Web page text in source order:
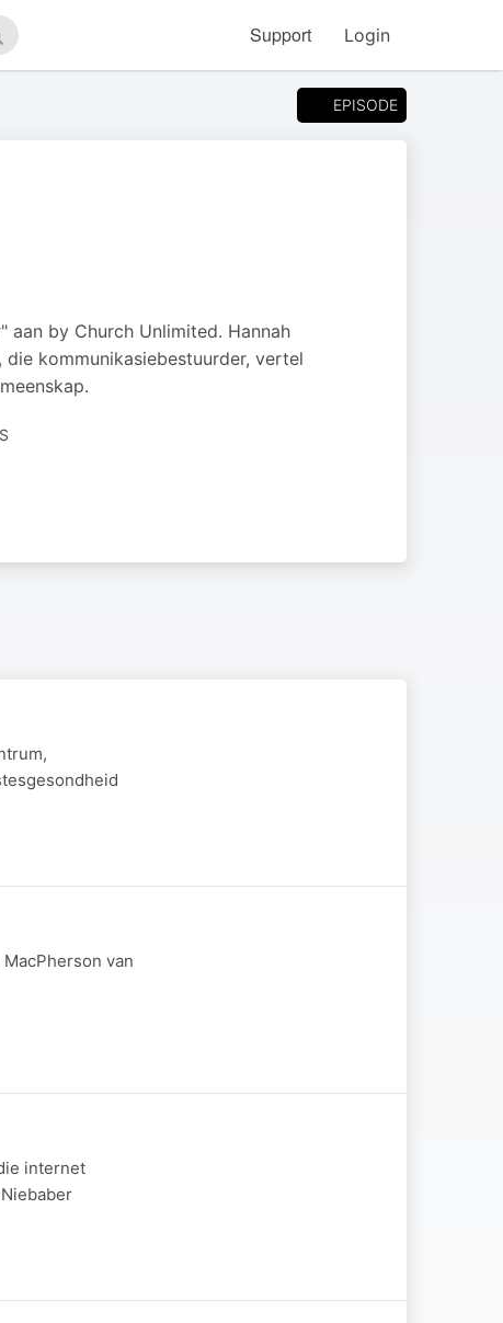
Support Login
EPISODE
aan by Church Unlimited. Hannah
kommunikasiebestuurder, vertel
van
internet